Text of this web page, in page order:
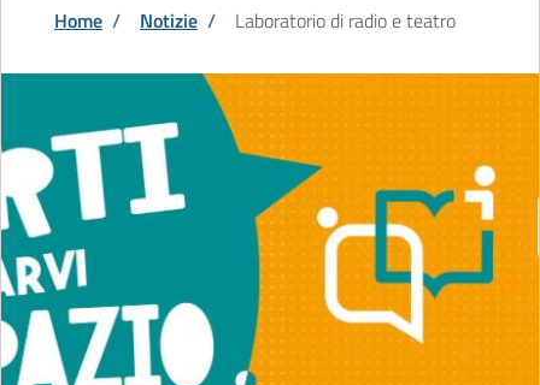
Home / Notizie / Laboratorio di radio e teatro